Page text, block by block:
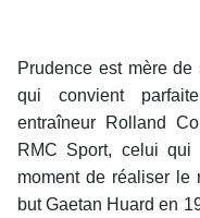
Prudence est mère
qui convient
entraîneur Rolland
RMC Sport, celui qui
moment de réaliser le
but Gaetan Huard en